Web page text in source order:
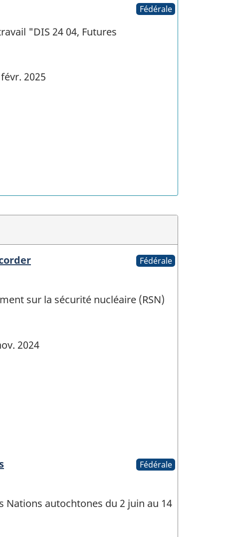
Fédérale
"DIS 24 04, Futures
2025
Fédérale
sur la sécurité nucléaire (RSN)
2024
Fédérale
Nations autochtones du 2 juin au 14